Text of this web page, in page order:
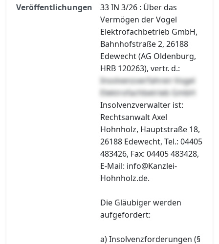
Veröffentlichungen
33 IN 3/26 : Über das
Vermögen der Vogel
Elektrofachbetrieb GmbH,
Bahnhofstraße 2, 26188
Edewecht (AG Oldenburg,
HRB 120263), vertr. d.:
Insolvenzverfahren Vogel
Elektrofachbetrieb GmbH
Insolvenzverwalter ist:
Rechtsanwalt Axel
Hohnholz, Hauptstraße 18,
26188 Edewecht, Tel.: 04405
483426, Fax: 04405 483428,
E-Mail: info@Kanzlei-
Hohnholz.de.
Die Gläubiger werden
aufgefordert:
a) Insolvenzforderungen (§